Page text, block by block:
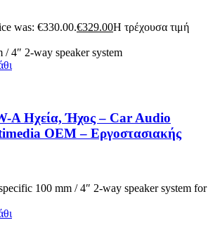
was: €330.00.€329.00Η τρέχουσα τιμή
/ 4″ 2-way speaker system
A Ηχεία, Ήχος – Car Audio
OEM – Εργοστασιακής
100 mm / 4″ 2-way speaker system for